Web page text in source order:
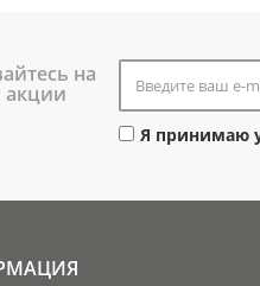
на
акции
Я принимаю